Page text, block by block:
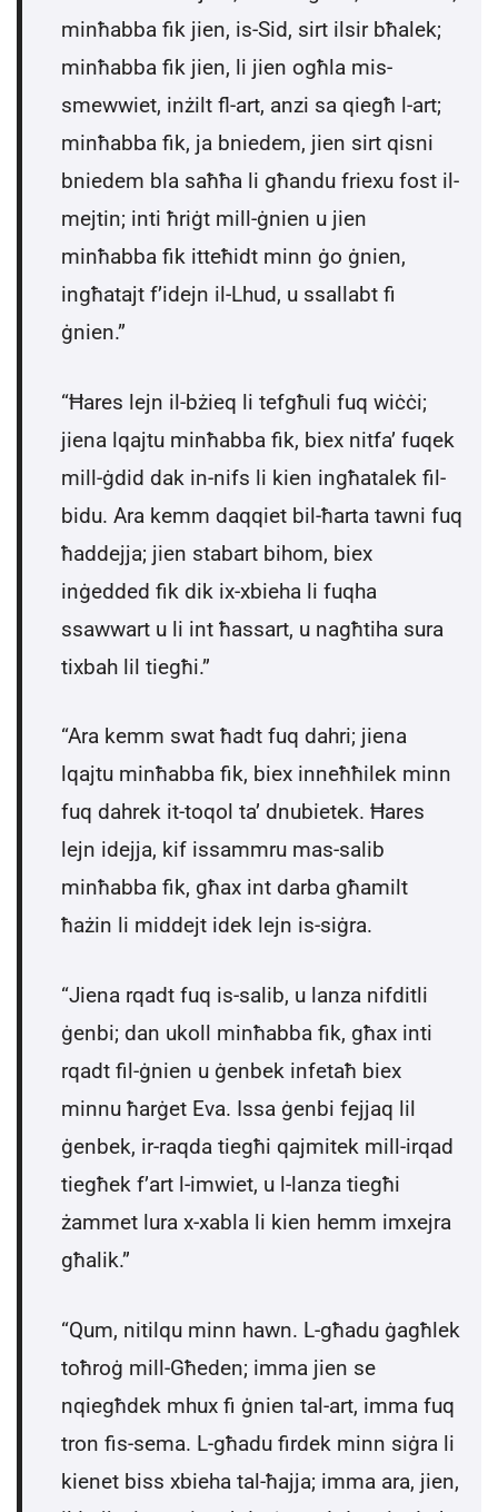
minħabba fik jien, is-Sid, sirt ilsir bħalek;
minħabba fik jien, li jien ogħla mis-
smewwiet, inżilt fl-art, anzi sa qiegħ l-art;
minħabba fik, ja bniedem, jien sirt qisni
bniedem bla saħħa li għandu friexu fost il-
mejtin; inti ħriġt mill-ġnien u jien
minħabba fik itteħidt minn ġo ġnien,
ingħatajt f’idejn il-Lhud, u ssallabt fi
ġnien.”
“Ħares lejn il-bżieq li tefgħuli fuq wiċċi;
jiena lqajtu minħabba fik, biex nitfa’ fuqek
mill-ġdid dak in-nifs li kien ingħatalek fil-
bidu. Ara kemm daqqiet bil-ħarta tawni fuq
ħaddejja; jien stabart bihom, biex
inġedded fik dik ix-xbieha li fuqha
ssawwart u li int ħassart, u nagħtiha sura
tixbah lil tiegħi.”
“Ara kemm swat ħadt fuq dahri; jiena
lqajtu minħabba fik, biex inneħħilek minn
fuq dahrek it-toqol ta’ dnubietek. Ħares
lejn idejja, kif issammru mas-salib
minħabba fik, għax int darba għamilt
ħażin li middejt idek lejn is-siġra.
“Jiena rqadt fuq is-salib, u lanza nifditli
ġenbi; dan ukoll minħabba fik, għax inti
rqadt fil-ġnien u ġenbek infetaħ biex
minnu ħarġet Eva. Issa ġenbi fejjaq lil
ġenbek, ir-raqda tiegħi qajmitek mill-irqad
tiegħek f’art l-imwiet, u l-lanza tiegħi
żammet lura x-xabla li kien hemm imxejra
għalik.”
“Qum, nitilqu minn hawn. L-għadu ġagħlek
toħroġ mill-Għeden; imma jien se
nqiegħdek mhux fi ġnien tal-art, imma fuq
tron fis-sema. L-għadu firdek minn siġra li
kienet biss xbieha tal-ħajja; imma ara, jien,